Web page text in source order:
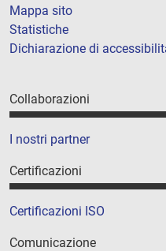
Mappa sito
Statistiche
Dichiarazione di
Collaborazioni
I nostri partner
Certificazioni
Certificazioni ISO
Comunicazione